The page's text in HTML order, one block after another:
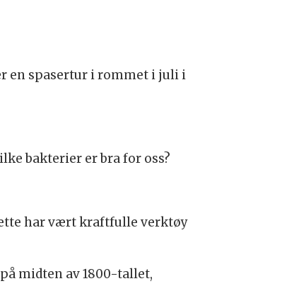
en spasertur i rommet i juli i
bakterier er bra for oss?
har vært kraftfulle verktøy
midten av 1800-tallet,